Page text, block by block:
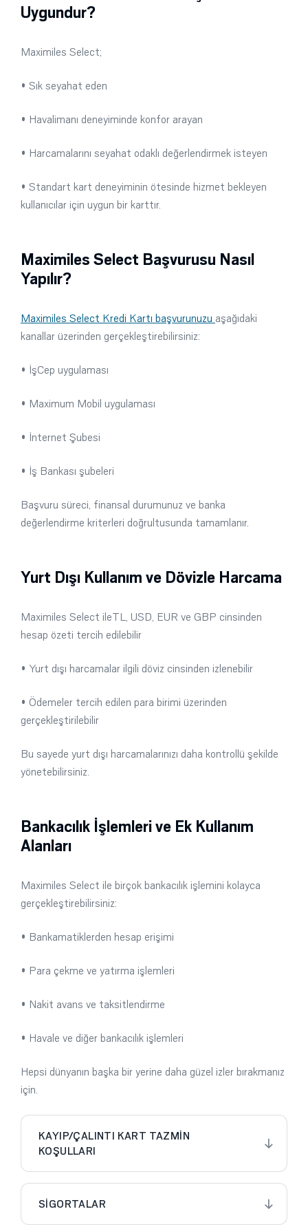
Uygundur?
Maximiles Select;
• Sık seyahat eden
• Havalimanı deneyiminde konfor arayan
• Harcamalarını seyahat odaklı değerlendirmek isteyen
• Standart kart deneyiminin ötesinde hizmet bekleyen
kullanıcılar için uygun bir karttır.
Maximiles Select Başvurusu Nasıl
Yapılır?
Maximiles Select Kredi Kartı başvurunuzu aşağıdaki
kanallar üzerinden gerçekleştirebilirsiniz:
• İşCep uygulaması
• Maximum Mobil uygulaması
• İnternet Şubesi
• İş Bankası şubeleri
Başvuru süreci, finansal durumunuz ve banka
değerlendirme kriterleri doğrultusunda tamamlanır.
Yurt Dışı Kullanım ve Dövizle Harcama
Maximiles Select ileTL, USD, EUR ve GBP cinsinden
hesap özeti tercih edilebilir
• Yurt dışı harcamalar ilgili döviz cinsinden izlenebilir
• Ödemeler tercih edilen para birimi üzerinden
gerçekleştirilebilir
Bu sayede yurt dışı harcamalarınızı daha kontrollü şekilde
yönetebilirsiniz.
Bankacılık İşlemleri ve Ek Kullanım
Alanları
Maximiles Select ile birçok bankacılık işlemini kolayca
gerçekleştirebilirsiniz:
• Bankamatiklerden hesap erişimi
• Para çekme ve yatırma işlemleri
• Nakit avans ve taksitlendirme
• Havale ve diğer bankacılık işlemleri
Hepsi dünyanın başka bir yerine daha güzel izler bırakmanız
için.
KAYIP/ÇALINTI KART TAZMİN
KOŞULLARI
SİGORTALAR